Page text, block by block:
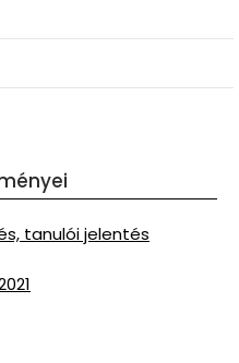
tanulói jelentés